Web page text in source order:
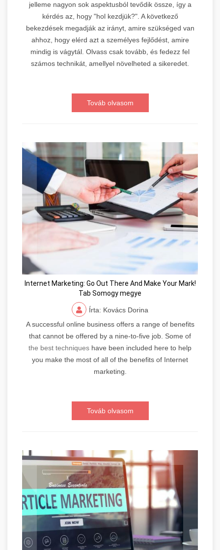
jelleme nagyon sok aspektusból tevődik össze, így a
kérdés az, hogy "hol kezdjük?". A következő
bekezdések megadják az irányt, amire szükséged van
ahhoz, hogy elérd azt a személyes fejlődést, amire
mindig is vágytál. Olvass csak tovább, és fedezz fel
számos technikát, amellyel növelheted a sikeredet.
Továb olvasom
Internet Marketing: Go Out There And Make Your Mark!
Tab Somogy megye
Írta: Kovács Dorina
A successful online business offers a range of benefits
that cannot be offered by a nine-to-five job. Some of
the best techniques have been included here to help
you make the most of all of the benefits of Internet
marketing.
Továb olvasom